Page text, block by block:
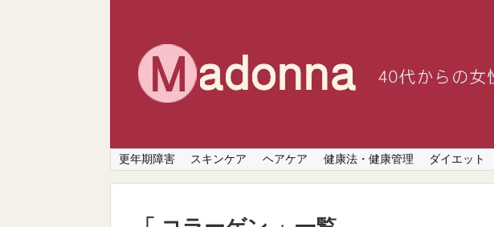
更年期障害 スキンケア ヘアケア 健康法・健康管理 ダイエット